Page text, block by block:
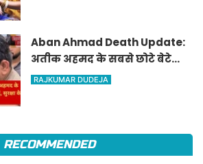
Aban Ahmad Death Update:
अतीक अहमद के सबसे छोटे बेटे
आबान का शव परिजनों के सुपुर्द,
RAJKUMAR DUDEJA
RECOMMENDED